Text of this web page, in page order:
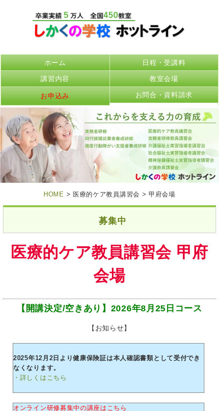
ホーム 日程・受講料
講習内容 教室会場
お申込み お問合・資料請求
HOME > 医療的ケア教員講習会 > 甲府会場
募集中
医療的ケア教員講習会 甲府
会場
【開講決定/空きあり】2026年8月25日コース
【お知らせ】
2025年12月2日より健康保険証は本人確認書類として受付でき
なくなります。
・詳しくはこちら
オンライン研修募集中の講座はこちら